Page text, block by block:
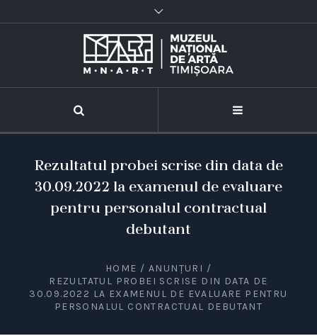
Rezultatul probei scrise din data de
30.09.2022 la examenul de evaluare
pentru personalul contractual
debutant
HOME / ANUNȚURI /
REZULTATUL PROBEI SCRISE DIN DATA DE
30.09.2022 LA EXAMENUL DE EVALUARE PENTRU
PERSONALUL CONTRACTUAL DEBUTANT